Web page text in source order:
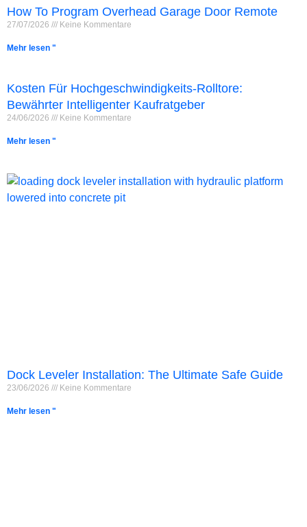
How To Program Overhead Garage Door Remote
27/07/2026 Keine Kommentare
Mehr lesen "
Kosten Für Hochgeschwindigkeits-Rolltore:
Bewährter Intelligenter Kaufratgeber
24/06/2026 Keine Kommentare
Mehr lesen "
Dock Leveler Installation: The Ultimate Safe Guide
23/06/2026 Keine Kommentare
Mehr lesen "